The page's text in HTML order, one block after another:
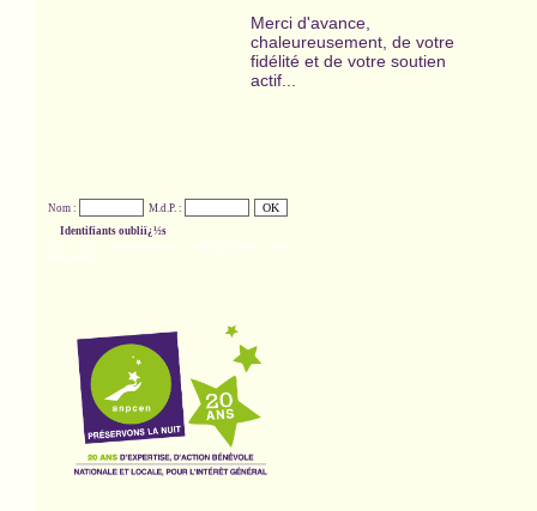
Merci d'avance,
chaleureusement, de votre
fidélité et de votre soutien
actif...
Nom :
M.d.P. :
Identifiants oubliï¿½s